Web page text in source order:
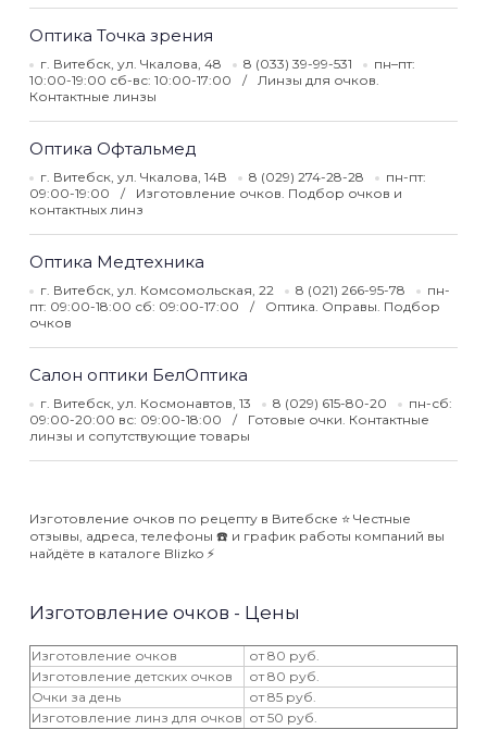
Оптика Точка зрения
г. Витебск, ул. Чкалова, 48 8 (033) 39-99-531
пн–пт:
10:00-19:00 сб-вс: 10:00-17:00
Линзы для очков.
Контактные линзы
Оптика Офтальмед
г. Витебск, ул. Чкалова, 14В 8 (029) 274-28-28
пн-пт:
09:00-19:00
Изготовление очков. Подбор очков и
контактных линз
Оптика Медтехника
г. Витебск, ул. Комсомольская, 22 8 (021) 266-95-78
пн-
пт: 09:00-18:00 сб: 09:00-17:00
Оптика. Оправы. Подбор
очков
Салон оптики БелОптика
г. Витебск, ул. Космонавтов, 13 8 (029) 615-80-20
пн-сб:
09:00-20:00 вс: 09:00-18:00
Готовые очки. Контактные
линзы и сопутствующие товары
Изготовление очков по рецепту в Витебске ⭐️ Честные
отзывы, адреса, телефоны ☎️ и график работы компаний вы
найдёте в каталоге Blizko ⚡️
Изготовление очков - Цены
Изготовление очков
от 80 руб.
Изготовление детских очков
от 80 руб.
Очки за день
от 85 руб.
Изготовление линз для очков от 50 руб.